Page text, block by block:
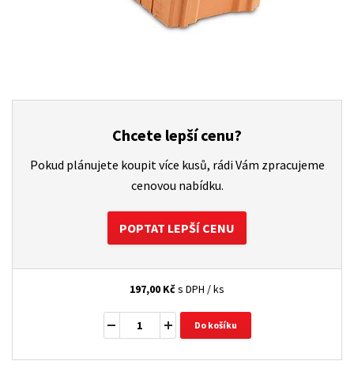
Chcete lepší cenu?
Pokud plánujete koupit více kusů, rádi Vám zpracujeme
cenovou nabídku.
POPTAT LEPŠÍ CENU
197,00 Kčs DPH / ks
Do košíku